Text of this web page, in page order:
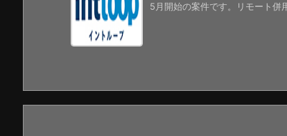
5月開始の案件です。リモート併